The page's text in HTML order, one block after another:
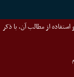
از مطالب آن، با ذکر